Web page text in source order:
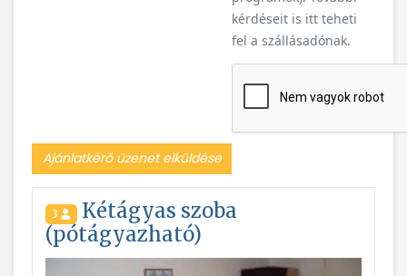
kérdéseit is itt teheti
fel a szállásadónak.
Ajánlatkérő üzenet elküldése
3
Kétágyas szoba
(pótágyazható)